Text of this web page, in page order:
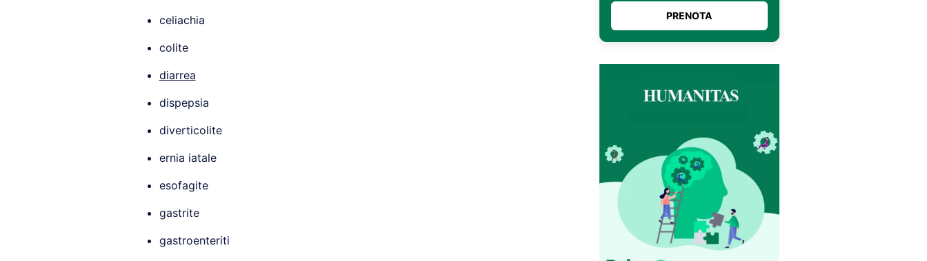
celiachia
colite
diarrea
dispepsia
diverticolite
ernia iatale
esofagite
gastrite
gastroenteriti